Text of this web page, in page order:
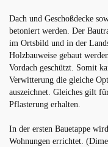
Dach und Geschoßdecke
betoniert werden. Der
im Ortsbild und in der
Holzbauweise gebaut
Vordach geschützt. Somit
Verwitterung die gleiche
auszeichnet. Gleiches gilt
Pflasterung erhalten.
In der ersten Bauetappe
Wohnungen errichtet.